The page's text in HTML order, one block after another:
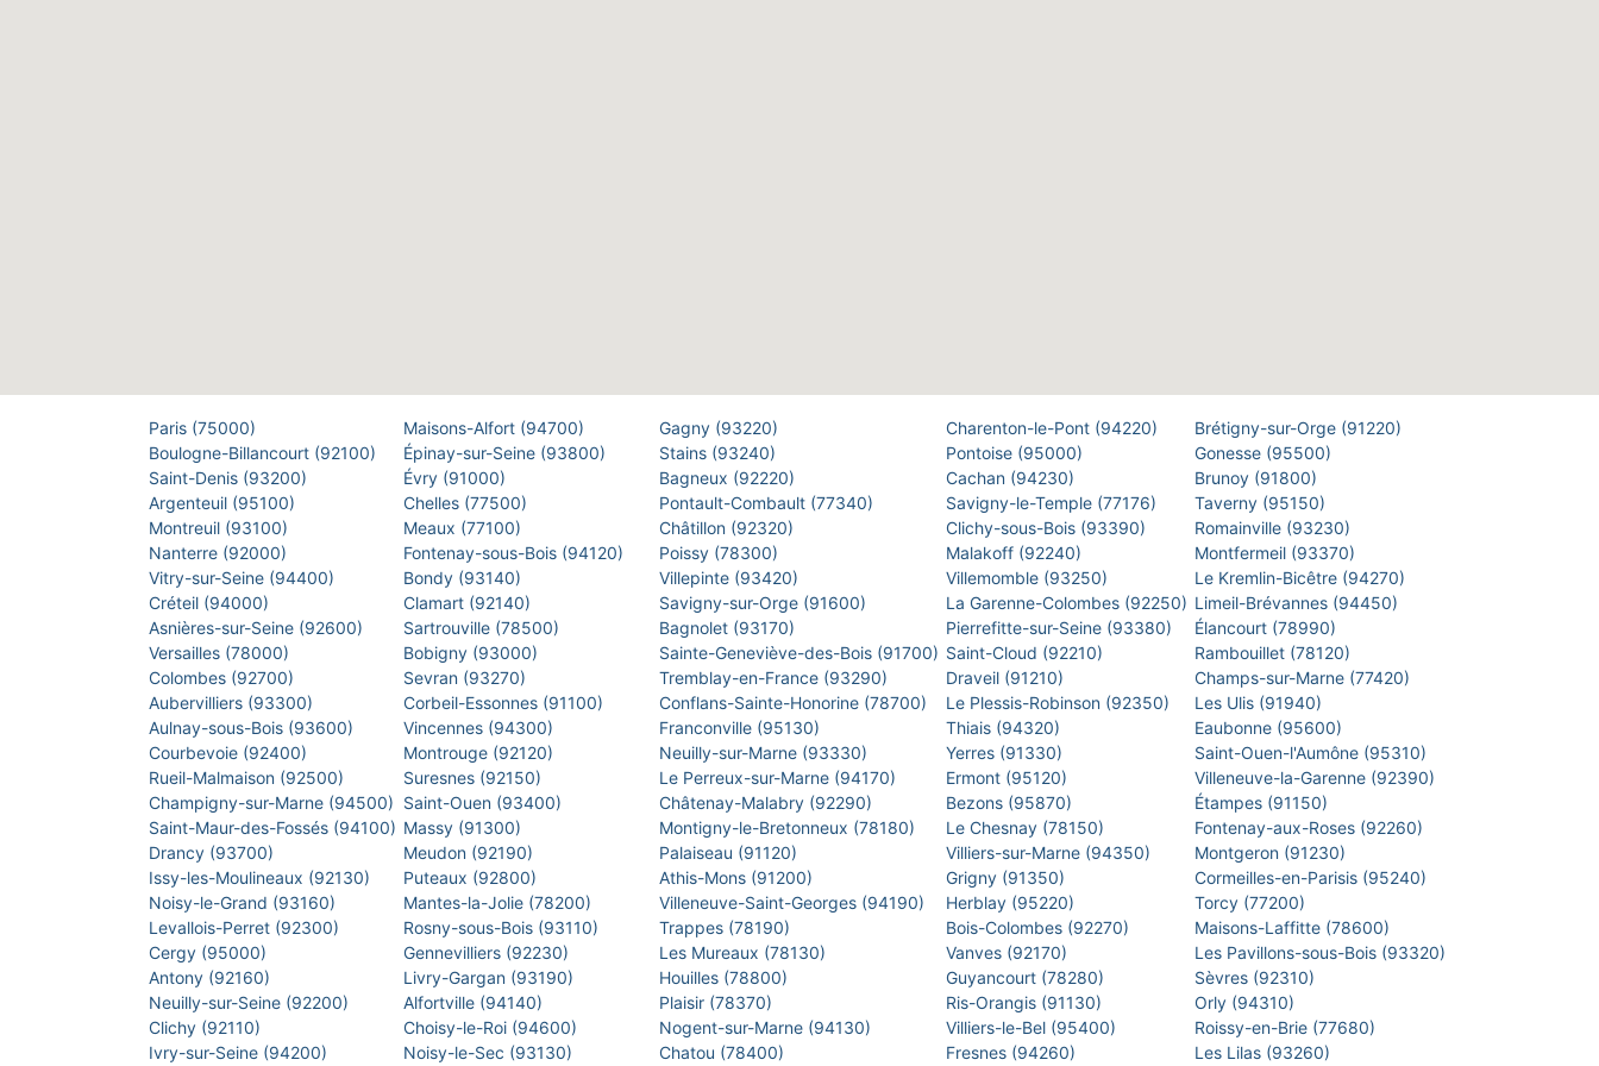
Paris (75000)
Boulogne-Billancourt (92100)
Saint-Denis (93200)
Argenteuil (95100)
Montreuil (93100)
Nanterre (92000)
Vitry-sur-Seine (94400)
Créteil (94000)
Asnières-sur-Seine (92600)
Versailles (78000)
Colombes (92700)
Aubervilliers (93300)
Aulnay-sous-Bois (93600)
Courbevoie (92400)
Rueil-Malmaison (92500)
Champigny-sur-Marne (94500)
Saint-Maur-des-Fossés (94100)
Drancy (93700)
Issy-les-Moulineaux (92130)
Noisy-le-Grand (93160)
Levallois-Perret (92300)
Cergy (95000)
Antony (92160)
Neuilly-sur-Seine (92200)
Clichy (92110)
Ivry-sur-Seine (94200)
Maisons-Alfort (94700)
Épinay-sur-Seine (93800)
Évry (91000)
Chelles (77500)
Meaux (77100)
Fontenay-sous-Bois (94120)
Bondy (93140)
Clamart (92140)
Sartrouville (78500)
Bobigny (93000)
Sevran (93270)
Corbeil-Essonnes (91100)
Vincennes (94300)
Montrouge (92120)
Suresnes (92150)
Saint-Ouen (93400)
Massy (91300)
Meudon (92190)
Puteaux (92800)
Mantes-la-Jolie (78200)
Rosny-sous-Bois (93110)
Gennevilliers (92230)
Livry-Gargan (93190)
Alfortville (94140)
Choisy-le-Roi (94600)
Noisy-le-Sec (93130)
Gagny (93220)
Stains (93240)
Bagneux (92220)
Pontault-Combault (77340)
Châtillon (92320)
Poissy (78300)
Villepinte (93420)
Savigny-sur-Orge (91600)
Bagnolet (93170)
Sainte-Geneviève-des-Bois (91700)
Tremblay-en-France (93290)
Conflans-Sainte-Honorine (78700)
Franconville (95130)
Neuilly-sur-Marne (93330)
Le Perreux-sur-Marne (94170)
Châtenay-Malabry (92290)
Montigny-le-Bretonneux (78180)
Palaiseau (91120)
Athis-Mons (91200)
Villeneuve-Saint-Georges (94190)
Trappes (78190)
Les Mureaux (78130)
Houilles (78800)
Plaisir (78370)
Nogent-sur-Marne (94130)
Chatou (78400)
Charenton-le-Pont (94220)
Pontoise (95000)
Cachan (94230)
Savigny-le-Temple (77176)
Clichy-sous-Bois (93390)
Malakoff (92240)
Villemomble (93250)
La Garenne-Colombes (92250)
Pierrefitte-sur-Seine (93380)
Saint-Cloud (92210)
Draveil (91210)
Le Plessis-Robinson (92350)
Thiais (94320)
Yerres (91330)
Ermont (95120)
Bezons (95870)
Le Chesnay (78150)
Villiers-sur-Marne (94350)
Grigny (91350)
Herblay (95220)
Bois-Colombes (92270)
Vanves (92170)
Guyancourt (78280)
Ris-Orangis (91130)
Villiers-le-Bel (95400)
Fresnes (94260)
Brétigny-sur-Orge (91220)
Gonesse (95500)
Brunoy (91800)
Taverny (95150)
Romainville (93230)
Montfermeil (93370)
Le Kremlin-Bicêtre (94270)
Limeil-Brévannes (94450)
Élancourt (78990)
Rambouillet (78120)
Champs-sur-Marne (77420)
Les Ulis (91940)
Eaubonne (95600)
Saint-Ouen-l'Aumône (95310)
Villeneuve-la-Garenne (92390)
Étampes (91150)
Fontenay-aux-Roses (92260)
Montgeron (91230)
Cormeilles-en-Parisis (95240)
Torcy (77200)
Maisons-Laffitte (78600)
Les Pavillons-sous-Bois (93320)
Sèvres (92310)
Orly (94310)
Roissy-en-Brie (77680)
Les Lilas (93260)